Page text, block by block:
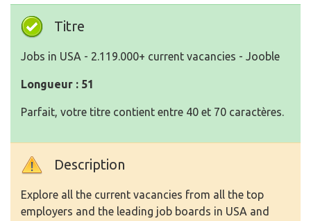
Titre
Jobs in USA - 2.119.000+ current vacancies - Jooble
Longueur : 51
Parfait, votre titre contient entre 40 et 70 caractères.
Description
Explore all the current vacancies from all the top
employers and the leading job boards in USA and